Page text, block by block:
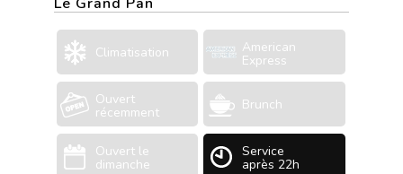
Climatisation American
Express
Ouvert
récemment Brunch
Ouvert le
dimanche
Service
après 22h